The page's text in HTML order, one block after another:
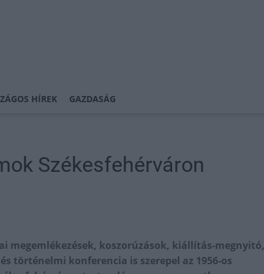
HÍREK GAZDASÁG
Székesfehérváron
megemlékezések, koszorúzások, kiállítás-megnyitó,
történelmi konferencia is szerepel az 1956-os